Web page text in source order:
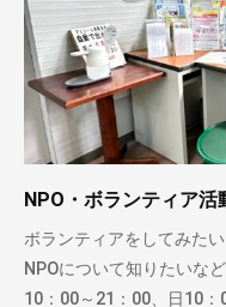
NPO・ボランティア活
ボランティアをしてみた
NPOについて知りたいな
10：00～21：00、日10：